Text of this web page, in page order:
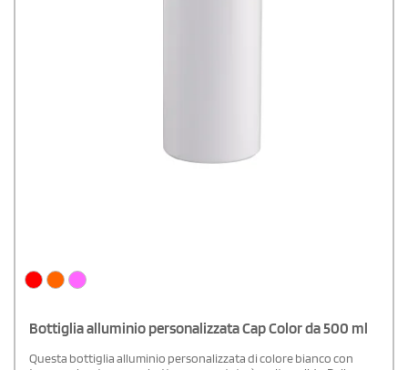
Bottiglia alluminio personalizzata Cap Color da 500 ml
Questa bottiglia alluminio personalizzata di colore bianco con